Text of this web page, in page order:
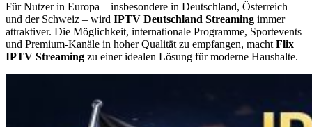
Für Nutzer in Europa – insbesondere in Deutschland, Österreich
und der Schweiz – wird IPTV Deutschland Streaming immer
attraktiver. Die Möglichkeit, internationale Programme, Sportevents
und Premium-Kanäle in hoher Qualität zu empfangen, macht Flix
IPTV Streaming zu einer idealen Lösung für moderne Haushalte.